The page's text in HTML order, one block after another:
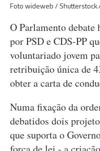
Foto wideweb /
O Parlamento debate
por PSD e CDS-PP
voluntariado jovem
retribuição única de
obter a carta de
Numa fixação da
debatidos dois
que suporta o